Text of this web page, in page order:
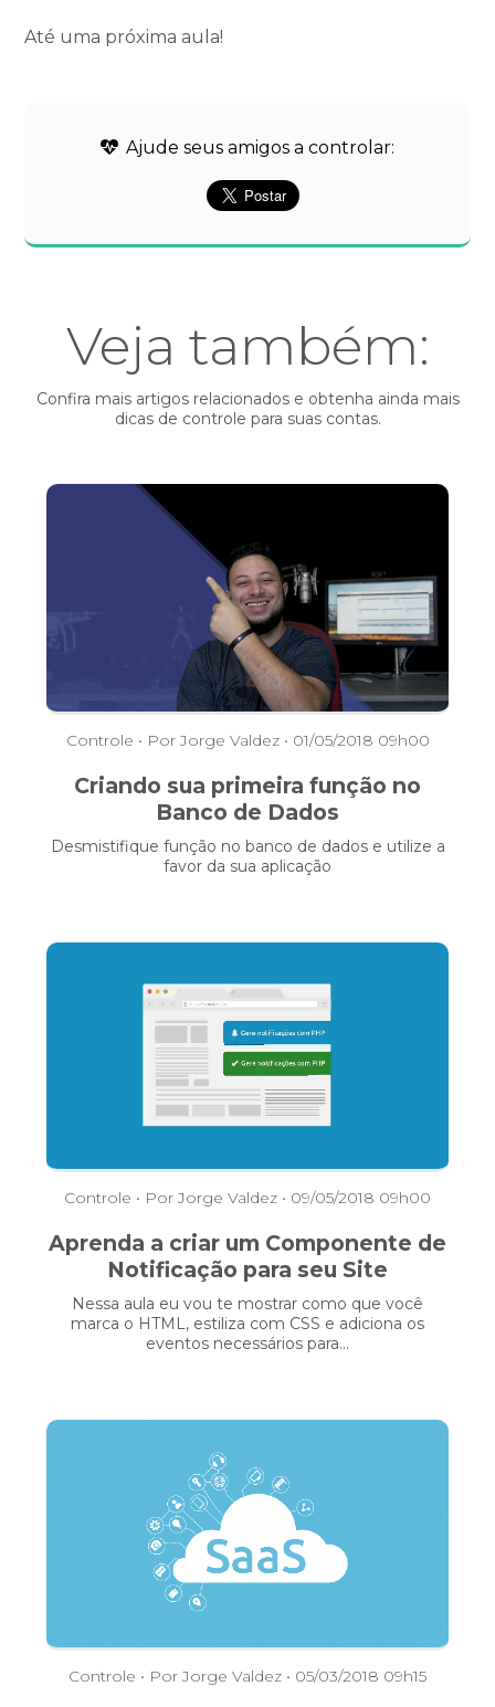
Até uma próxima aula!
Ajude seus amigos a controlar:
Veja também:
Confira mais artigos relacionados e obtenha ainda mais
dicas de controle para suas contas.
Controle • Por Jorge Valdez • 01/05/2018 09h00
Criando sua primeira função no
Banco de Dados
Desmistifique função no banco de dados e utilize a
favor da sua aplicação
Controle • Por Jorge Valdez • 09/05/2018 09h00
Aprenda a criar um Componente de
Notificação para seu Site
Nessa aula eu vou te mostrar como que você
marca o HTML, estiliza com CSS e adiciona os
eventos necessários para...
Controle • Por Jorge Valdez • 05/03/2018 09h15